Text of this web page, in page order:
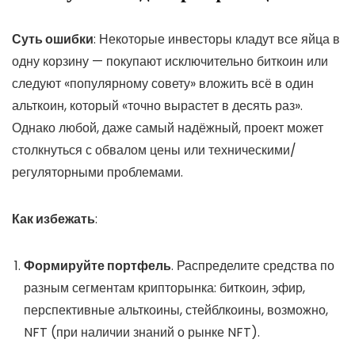
Суть ошибки: Некоторые инвесторы кладут все яйца в
одну корзину — покупают исключительно биткоин или
следуют «популярному совету» вложить всё в один
альткоин, который «точно вырастет в десять раз».
Однако любой, даже самый надёжный, проект может
столкнуться с обвалом цены или техническими/
регуляторными проблемами.
Как избежать:
Формируйте портфель. Распределите средства по
разным сегментам крипторынка: биткоин, эфир,
перспективные альткоины, стейблкоины, возможно,
NFT (при наличии знаний о рынке NFT).